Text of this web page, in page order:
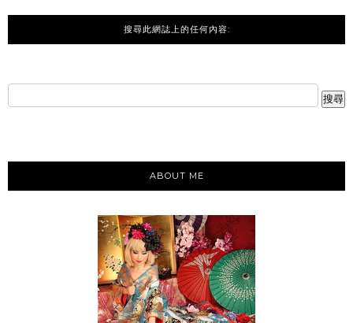
搜尋此網誌上的任何內容:
ABOUT ME